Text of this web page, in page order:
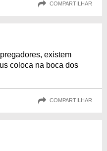
COMPARTILHAR
existem
coloca na boca dos
COMPARTILHAR